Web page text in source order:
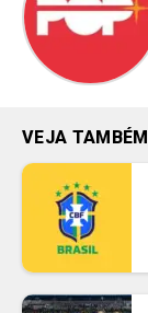
VEJA TAMBÉM